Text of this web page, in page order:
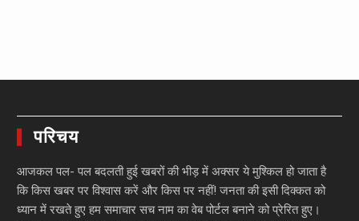
परिचय
आजकल पल- पल बदलती हुई खबरों की भीड़ में अक्सर ये मुश्किल हो जाता है
कि किस खबर पर विश्वास करें और किस पर नहीं! जनता की इसी दिक्कत को
ध्यान में रखते हुए हम समाचार सच नाम का वेब पोर्टल बनाने को प्रेरित हुए।